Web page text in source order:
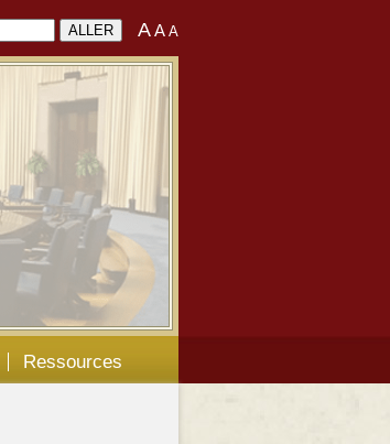
AA A
Ressources